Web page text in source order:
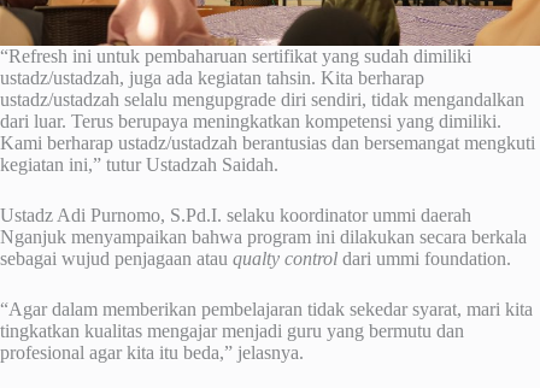
“Refresh ini untuk pembaharuan sertifikat yang sudah dimiliki
ustadz/ustadzah, juga ada kegiatan tahsin. Kita berharap
ustadz/ustadzah selalu mengupgrade diri sendiri, tidak mengandalkan
dari luar. Terus berupaya meningkatkan kompetensi yang dimiliki.
Kami berharap ustadz/ustadzah berantusias dan bersemangat mengkuti
kegiatan ini,” tutur Ustadzah Saidah.
Ustadz Adi Purnomo, S.Pd.I. selaku koordinator ummi daerah
Nganjuk menyampaikan bahwa program ini dilakukan secara berkala
sebagai wujud penjagaan atau qualty control dari ummi foundation.
“Agar dalam memberikan pembelajaran tidak sekedar syarat, mari kita
tingkatkan kualitas mengajar menjadi guru yang bermutu dan
profesional agar kita itu beda,” jelasnya.